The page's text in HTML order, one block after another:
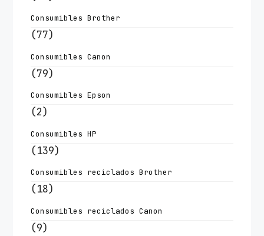
Consumibles Brother
(77)
Consumibles Canon
(79)
Consumibles Epson
(2)
Consumibles HP
(139)
Consumibles reciclados Brother
(18)
Consumibles reciclados Canon
(9)